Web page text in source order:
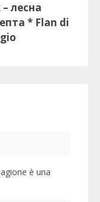
лесна
* Flan di
è una